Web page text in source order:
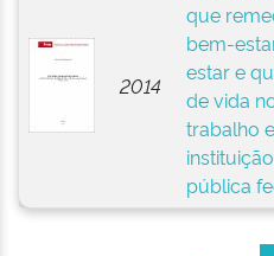
2014
que
bem-
estar e
de vida
trabalho
instituição
pública